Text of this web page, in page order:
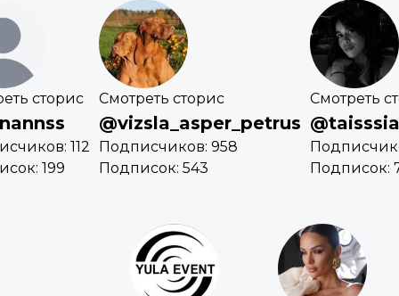
сторис
112
199
Смотреть сторис
@vizsla_asper_petrus
Подписчиков: 958
Подписок: 543
Смотреть
Подписок: